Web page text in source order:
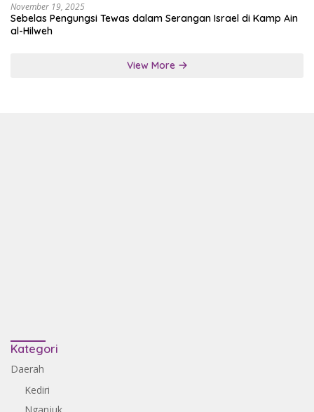
November 19, 2025
Sebelas Pengungsi Tewas dalam Serangan Israel di Kamp Ain
al-Hilweh
View More
Kategori
Daerah
Kediri